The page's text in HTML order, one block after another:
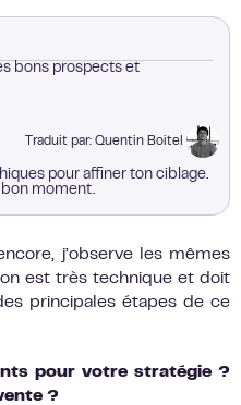
bons prospects et
pour affiner ton ciblage.
bon moment.
Traduit par: Quentin Boitel
j’observe les mêmes
est très technique et doit
principales étapes de ce
pour votre stratégie ?
?